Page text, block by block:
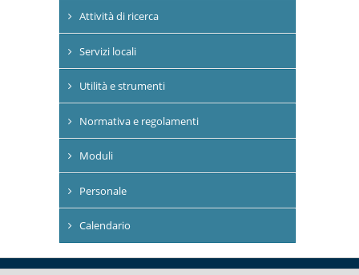
Attività di ricerca
Servizi locali
Utilità e strumenti
Normativa e regolamenti
Moduli
Personale
Calendario